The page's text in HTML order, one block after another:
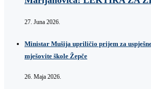
27. Juna 2026.
Ministar Mušija upriličio prijem za
mješovite škole Žepče
26. Maja 2026.